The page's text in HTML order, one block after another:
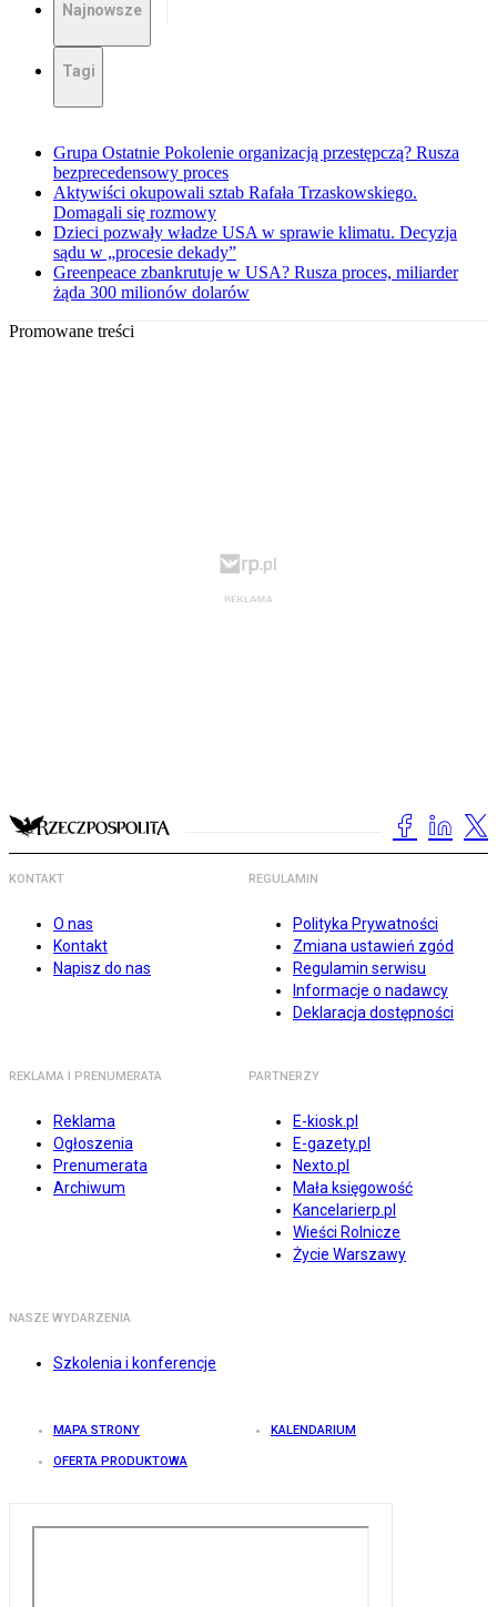
Najnowsze
Tagi
Grupa Ostatnie Pokolenie organizacją przestępczą? Rusza
bezprecedensowy proces
Aktywiści okupowali sztab Rafała Trzaskowskiego.
Domagali się rozmowy
Dzieci pozwały władze USA w sprawie klimatu. Decyzja
sądu w „procesie dekady”
Greenpeace zbankrutuje w USA? Rusza proces, miliarder
żąda 300 milionów dolarów
Promowane treści
KONTAKT
O nas
Kontakt
Napisz do nas
REGULAMIN
Polityka Prywatności
Zmiana ustawień zgód
Regulamin serwisu
Informacje o nadawcy
Deklaracja dostępności
REKLAMA I PRENUMERATA
Reklama
Ogłoszenia
Prenumerata
Archiwum
PARTNERZY
E-kiosk.pl
E-gazety.pl
Nexto.pl
Mała księgowość
Kancelarierp.pl
Wieści Rolnicze
Życie Warszawy
NASZE WYDARZENIA
Szkolenia i konferencje
MAPA STRONY KALENDARIUM
OFERTA PRODUKTOWA